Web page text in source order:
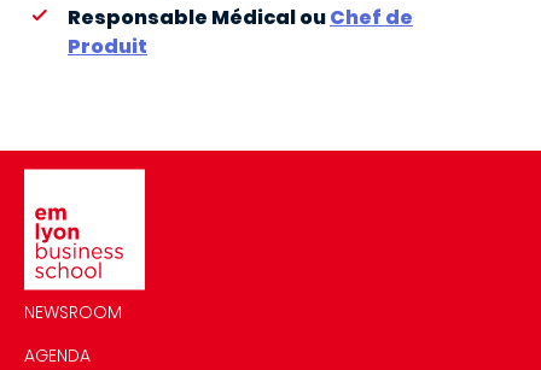
Responsable Médical ouChef de
Produit
NEWSROOM
AGENDA